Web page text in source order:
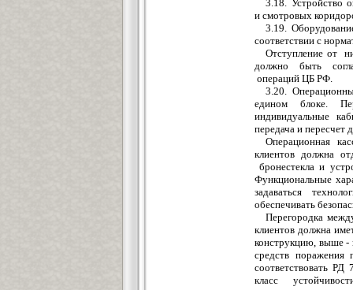
3.18. Устройство
и смотровых
3.19.
соответствии с
Отступление от
должно быть
операций ЦБ РФ.
3.20. Операционн
едином блоке.
индивидуальные
передача и пересчет
Операционная
клиентов должна
бронестекла и
Функциональные
задаваться те
обеспечивать без
Перегородка
клиентов должна
конструкцию, выше-
средств поражения
соответствовать РД
класс